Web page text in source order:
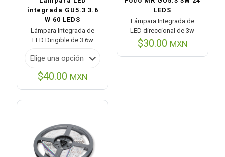
integrada GU5.3 3.6
W 60 LEDS
Lámpara Integrada de
LED Dirigible de 3.6w
$40.00 MXN
LEDS
Lámpara Integrada de
LED direccional de 3w
$30.00 MXN